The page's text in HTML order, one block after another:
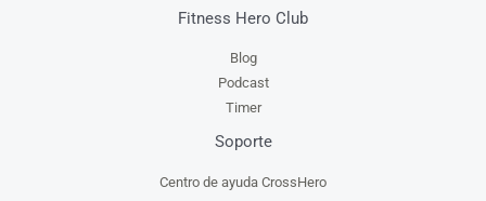
Fitness Hero Club
Blog
Podcast
Timer
Soporte
Centro de ayuda CrossHero